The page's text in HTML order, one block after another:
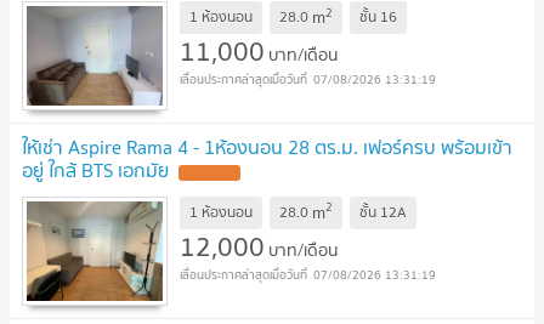
1 ห้องนอน 28.0 m2 ชั้น 16
11,000 บาท/เดือน
07/08/2026 13:31:19
ให้เช่า Aspire Rama 4 - 1ห้องนอน 28 ตร.ม. เฟอร์ครบ พร้อมเข้า
อยู่ ใกล้ BTS เอกมัย
1 ห้องนอน 28.0 m2 ชั้น 12A
12,000 บาท/เดือน
07/08/2026 13:31:19